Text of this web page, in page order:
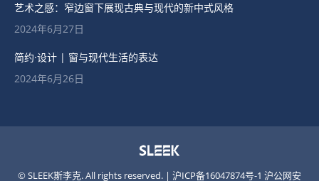
艺术之感：窄边窗下展现古典与现代的新中式风格
2024年6月27日
简约·设计 | 窗与现代生活的表达
2024年6月26日
© SLEEK斯李克. All rights reserved. | 沪ICP备16047874号-1 沪公网安